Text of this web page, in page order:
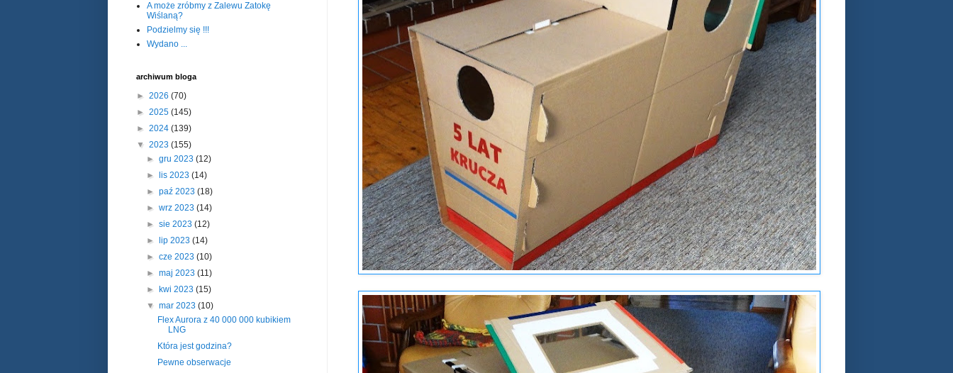
A może zróbmy z Zalewu Zatokę
Wiślaną?
Podzielmy się !!!
Wydano ...
archiwum bloga
► 2026 (70)
► 2025 (145)
► 2024 (139)
▼ 2023 (155)
►gru 2023(12)
►
lis 2023(14)
►paź 2023(18)
►wrz 2023(14)
►sie 2023(12)
►
lip 2023(14)
►cze 2023(10)
►maj 2023(11)
►
kwi 2023(15)
▼mar 2023(10)
Flex Aurora z 40 000 000 kubikiem
LNG
Która jest godzina?
Pewne obserwacje